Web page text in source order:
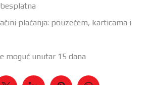
plaćanja: pouzećem, karticama i
moguć unutar 15 dana